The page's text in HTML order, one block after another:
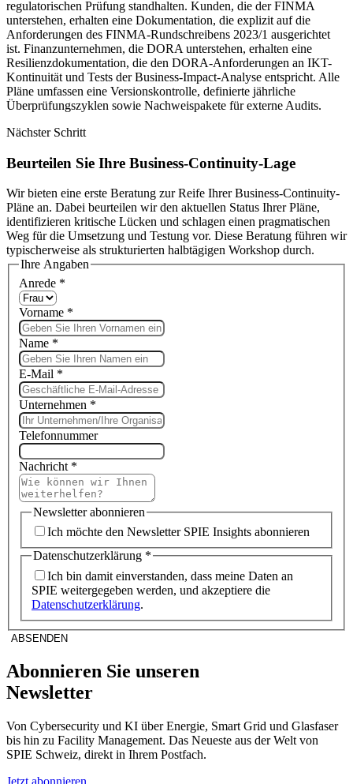
regulatorischen Prüfung standhalten. Kunden, die der FINMA
unterstehen, erhalten eine Dokumentation, die explizit auf die
Anforderungen des FINMA-Rundschreibens 2023/1 ausgerichtet
ist. Finanzunternehmen, die DORA unterstehen, erhalten eine
Resilienzdokumentation, die den DORA-Anforderungen an IKT-
Kontinuität und Tests der Business-Impact-Analyse entspricht. Alle
Pläne umfassen eine Versionskontrolle, definierte jährliche
Überprüfungszyklen sowie Nachweispakete für externe Audits.
Nächster Schritt
Beurteilen Sie Ihre Business-Continuity-Lage
Wir bieten eine erste Beratung zur Reife Ihrer Business-Continuity-
Pläne an. Dabei beurteilen wir den aktuellen Status Ihrer Pläne,
identifizieren kritische Lücken und schlagen einen pragmatischen
Weg für die Umsetzung und Testung vor. Diese Beratung führen wir
typischerweise als strukturierten halbtägigen Workshop durch.
Ihre Angaben
Anrede *
Vorname *
Name *
E-Mail *
Unternehmen *
Telefonnummer
Nachricht *
Newsletter abonnieren
Ich möchte den Newsletter SPIE Insights abonnieren
Datenschutzerklärung *
Ich bin damit einverstanden, dass meine Daten an
SPIE weitergegeben werden, und akzeptiere die
Datenschutzerklärung.
ABSENDEN
Abonnieren Sie unseren
Newsletter
Von Cybersecurity und KI über Energie, Smart Grid und Glasfaser
bis hin zu Facility Management. Das Neueste aus der Welt von
SPIE Schweiz, direkt in Ihrem Postfach.
Jetzt abonnieren